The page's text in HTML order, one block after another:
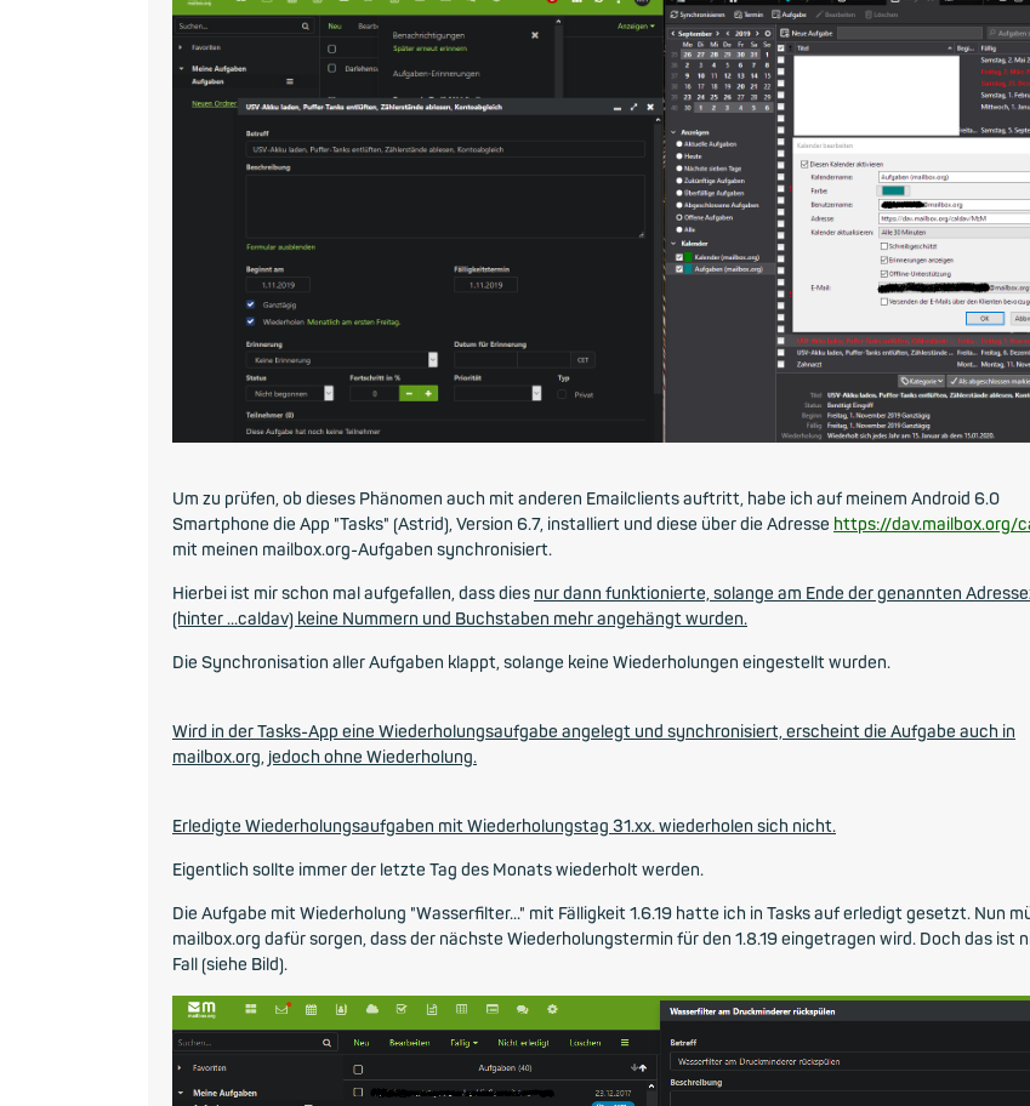
Um zu prüfen, ob dieses Phänomen auch mit anderen Emailclients auftritt, habe ich auf meinem Android 6.0
Smartphone die App "Tasks" (Astrid), Version 6.7, installiert und diese über die Adresse https://dav.mailbox.org/
mit meinen mailbox.org-Aufgaben synchronisiert.
Hierbei ist mir schon mal aufgefallen, dass dies nur dann funktionierte, solange am Ende der genannten
(hinter ...caldav) keine Nummern und Buchstaben mehr angehängt wurden.
Die Synchronisation aller Aufgaben klappt, solange keine Wiederholungen eingestellt wurden.
Wird in der Tasks-App eine Wiederholungsaufgabe angelegt und synchronisiert, erscheint die Aufgabe auch in
mailbox.org, jedoch ohne Wiederholung.
Erledigte Wiederholungsaufgaben mit Wiederholungstag 31.xx. wiederholen sich nicht.
Eigentlich sollte immer der letzte Tag des Monats wiederholt werden.
Die Aufgabe mit Wiederholung "Wasserfilter..." mit Fälligkeit 1.6.19 hatte ich in Tasks auf erledigt gesetzt. Nun
mailbox.org dafür sorgen, dass der nächste Wiederholungstermin für den 1.8.19 eingetragen wird. Doch das ist
Fall (siehe Bild).